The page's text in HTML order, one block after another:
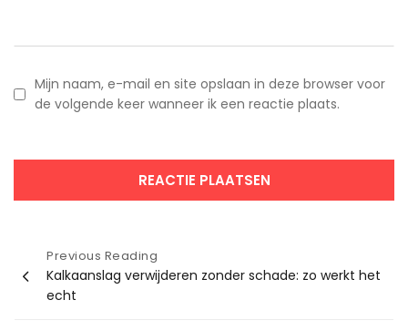
Mijn naam, e-mail en site opslaan in deze browser voor
de volgende keer wanneer ik een reactie plaats.
Bericht
navigatie
Previous Reading
Kalkaanslag verwijderen zonder schade: zo werkt het
echt